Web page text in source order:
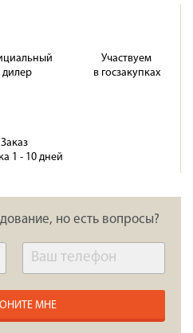
дилер
Участвуем
в госзакупках
Заказ
1 - 10 дней
но есть вопросы?
МНЕ